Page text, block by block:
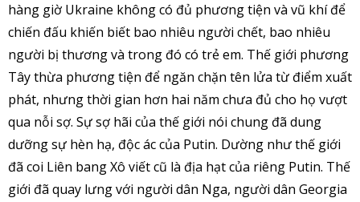
hàng giờ Ukraine không có đủ phương tiện và vũ khí để
chiến đấu khiến biết bao nhiêu người chết, bao nhiêu
người bị thương và trong đó có trẻ em. Thế giới phương
Tây thừa phương tiện để ngăn chặn tên lửa từ điểm xuất
phát, nhưng thời gian hơn hai năm chưa đủ cho họ vượt
qua nỗi sợ. Sự sợ hãi của thế giới nói chung đã dung
dưỡng sự hèn hạ, độc ác của Putin. Dường như thế giới
đã coi Liên bang Xô viết cũ là địa hạt của riêng Putin. Thế
giới đã quay lưng với người dân Nga, người dân Georgia